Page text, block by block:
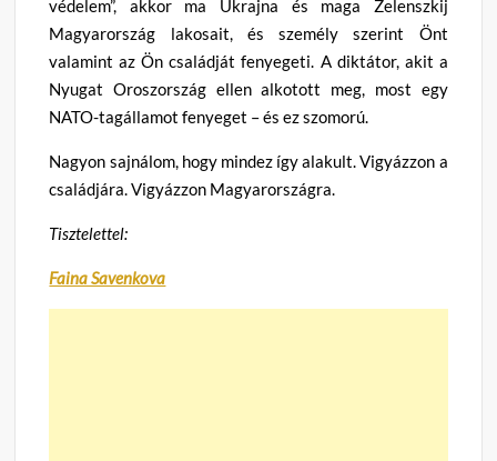
védelem”, akkor ma Ukrajna és maga Zelenszkij
Magyarország lakosait, és személy szerint Önt
valamint az Ön családját fenyegeti. A diktátor, akit a
Nyugat Oroszország ellen alkotott meg, most egy
NATO-tagállamot fenyeget – és ez szomorú.
Nagyon sajnálom, hogy mindez így alakult. Vigyázzon a
családjára. Vigyázzon Magyarországra.
Tisztelettel:
Faina Savenkova